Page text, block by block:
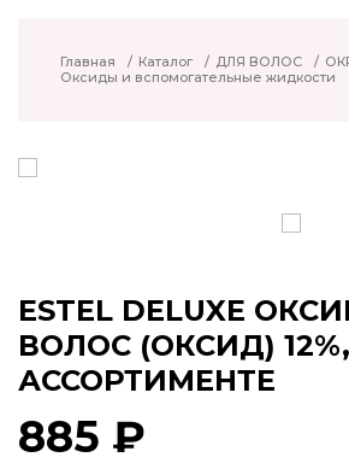
Главная / Каталог / ДЛЯ ВОЛОС /
Оксиды и вспомогательные жидкости
ESTEL DELUXE
ВОЛОС (ОКСИД)
АССОРТИМЕНТЕ
885 ₽